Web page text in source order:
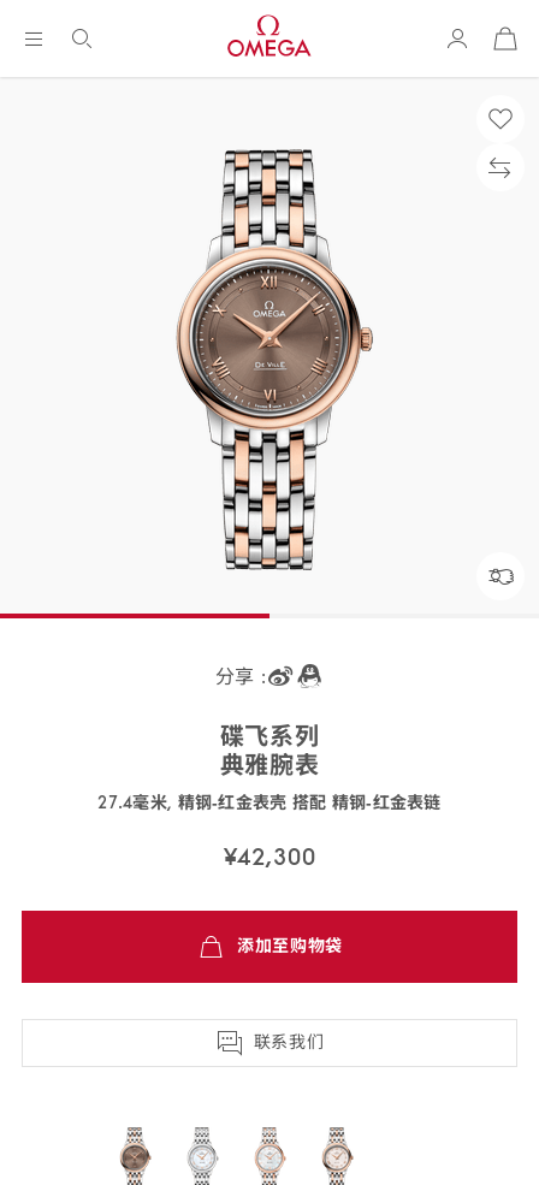
购
袋
分享 :
碟飞系列
典雅腕表
27.4毫米, 精钢‑红金表壳 搭配 精钢‑红金表链
¥42,300
配
退
添加至购物袋
联系我们
selected